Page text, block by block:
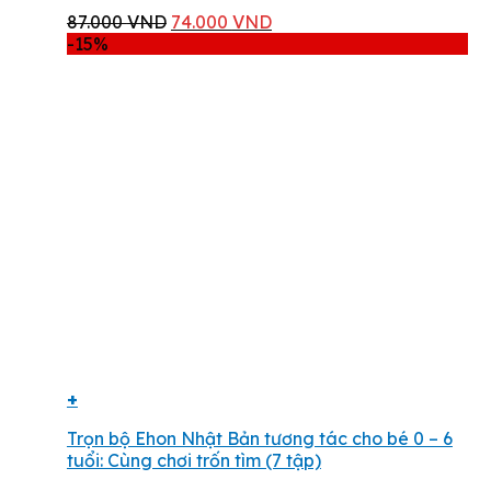
87.000VND Giá
74.000 VNDGiá
-15%
+
Trọn bộ Ehon Nhật Bản tương tác cho bé 0 – 6
tuổi: Cùng chơi trốn tìm (7 tập)